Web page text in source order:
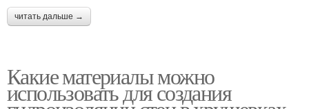
читать дальше →
Какие материалы можно
использовать для создания